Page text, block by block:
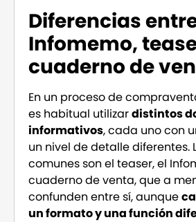
Diferencias
Infomemo,
cuaderno de
En un proceso de
es habitual utilizardistintos
informativos, cada uno con
un nivel de detalle diferentes.
comunes son el teaser, el
cuaderno de venta, que a
confunden entre sí, aunque
un formato y una función